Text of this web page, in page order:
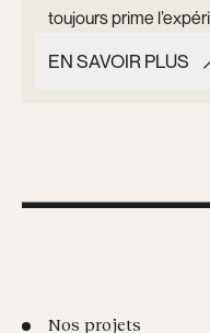
toujours prime
EN SAVOIR PLUS
Nos projets